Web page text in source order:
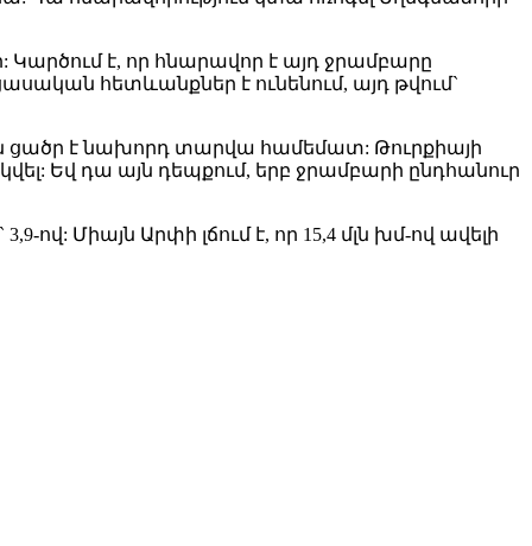
է, որ հնարավոր է այդ ջրամբարը
հետևանքներ է ունենում, այդ թվում`
ցածր է նախորդ տարվա համեմատ: Թուրքիայի
Եվ դա այն դեպքում, երբ ջրամբարի ընդհանուր
Միայն Արփի լճում է, որ 15,4 մլն խմ-ով ավելի